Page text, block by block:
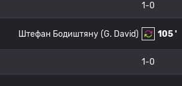
1-0
105 '
(G. David)
Штефан Бодиштяну
1-0